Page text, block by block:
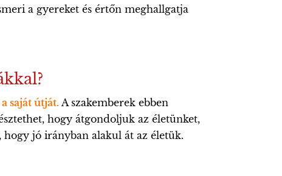
a gyereket és értőn meghallgatja
saját útját. A szakemberek ebben
hogy átgondoljuk az életünket,
hogy jó irányban alakul át az életük.